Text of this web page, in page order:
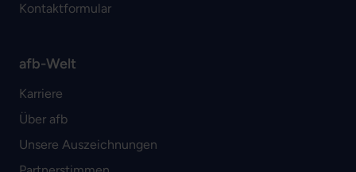
Kontaktformular
afb-Welt
Karriere
Über afb
Unsere Auszeichnungen